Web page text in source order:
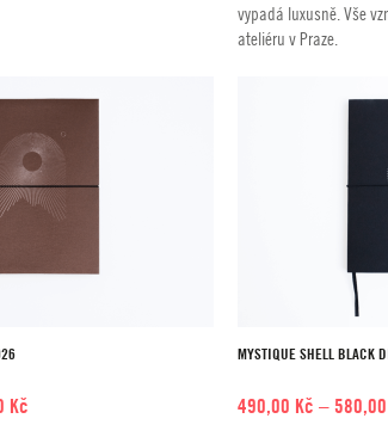
vypadá luxusně. Vše
ateliéru v Praze.
KčRozpětí
MYSTIQUE SHELL BLACK
490,00 Kč –580,00